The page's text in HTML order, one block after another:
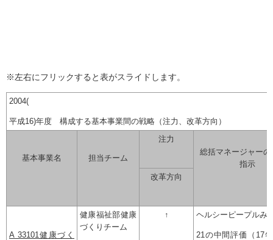
※左右にフリックすると表がスライドします。
2004(
平成16)年度 構成する基本事業間の戦略（注力、改革方向）
基本事業名 担当チーム
注力
総括マネージャーの
指示
改革方向
A 33101健康づく
健康福祉部健康
づくりチーム
↑ ヘルシーピープルみ
21の中間評価（17